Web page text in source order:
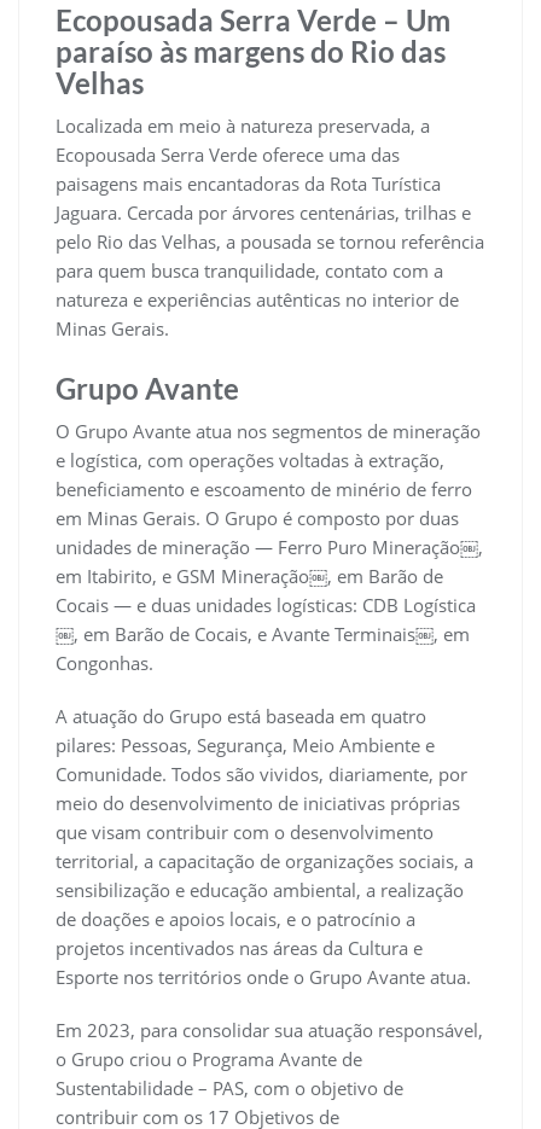
Ecopousada Serra Verde – Um
paraíso às margens do Rio das
Velhas
Localizada em meio à natureza preservada, a
Ecopousada Serra Verde oferece uma das
paisagens mais encantadoras da Rota Turística
Jaguara. Cercada por árvores centenárias, trilhas e
pelo Rio das Velhas, a pousada se tornou referência
para quem busca tranquilidade, contato com a
natureza e experiências autênticas no interior de
Minas Gerais.
Grupo Avante
O Grupo Avante atua nos segmentos de mineração
e logística, com operações voltadas à extração,
beneficiamento e escoamento de minério de ferro
em Minas Gerais. O Grupo é composto por duas
unidades de mineração — Ferro Puro Mineração￼,
em Itabirito, e GSM Mineração￼, em Barão de
Cocais — e duas unidades logísticas: CDB Logística
￼, em Barão de Cocais, e Avante Terminais￼, em
Congonhas.
A atuação do Grupo está baseada em quatro
pilares: Pessoas, Segurança, Meio Ambiente e
Comunidade. Todos são vividos, diariamente, por
meio do desenvolvimento de iniciativas próprias
que visam contribuir com o desenvolvimento
territorial, a capacitação de organizações sociais, a
sensibilização e educação ambiental, a realização
de doações e apoios locais, e o patrocínio a
projetos incentivados nas áreas da Cultura e
Esporte nos territórios onde o Grupo Avante atua.
Em 2023, para consolidar sua atuação responsável,
o Grupo criou o Programa Avante de
Sustentabilidade – PAS, com o objetivo de
contribuir com os 17 Objetivos de